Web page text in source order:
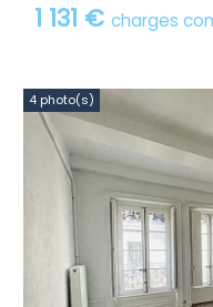
1 131 € charges
4 photo(s)